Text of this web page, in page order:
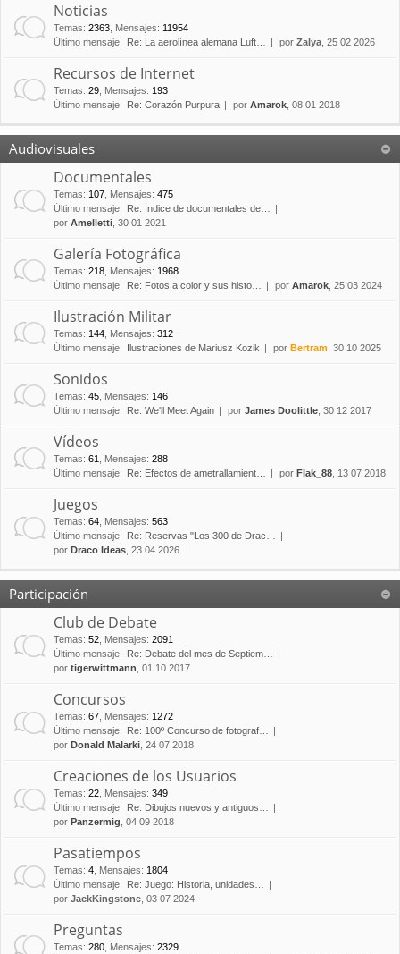
Noticias
Temas: 2363 Mensajes: 11954
Último mensaje:
Re: La aerolínea alemana Luft… por Zalya , 25 02 2026
Recursos de Internet
Temas: 29 Mensajes: 193
Último mensaje:
Re: Corazón Purpura por Amarok , 08 01 2018
Audiovisuales
Documentales
Temas: 107 Mensajes: 475
Último mensaje:
Re: Índice de documentales de…
por Amelletti , 30 01 2021
Galería Fotográfica
Temas: 218 Mensajes: 1968
Último mensaje:
Re: Fotos a color y sus histo… por Amarok , 25 03 2024
Ilustración Militar
Temas: 144 Mensajes: 312
Último mensaje:
Ilustraciones de Mariusz Kozik por Bertram , 30 10 2025
Sonidos
Temas: 45 Mensajes: 146
Último mensaje:
Re: We'll Meet Again por James Doolittle , 30 12 2017
Vídeos
Temas: 61 Mensajes: 288
Último mensaje:
Re: Efectos de ametrallamient… por Flak_88 , 13 07 2018
Juegos
Temas: 64 Mensajes: 563
Último mensaje:
Re: Reservas "Los 300 de Drac…
por Draco Ideas , 23 04 2026
Participación
Club de Debate
Temas: 52 Mensajes: 2091
Último mensaje:
Re: Debate del mes de Septiem…
por tigerwittmann , 01 10 2017
Concursos
Temas: 67 Mensajes: 1272
Último mensaje:
Re: 100º Concurso de fotograf…
por Donald Malarki , 24 07 2018
Creaciones de los Usuarios
Temas: 22 Mensajes: 349
Último mensaje:
Re: Dibujos nuevos y antiguos…
por Panzermig , 04 09 2018
Pasatiempos
Temas: 4 Mensajes: 1804
Último mensaje:
Re: Juego: Historia, unidades…
por JackKingstone , 03 07 2024
Preguntas
Temas: 280 Mensajes: 2329